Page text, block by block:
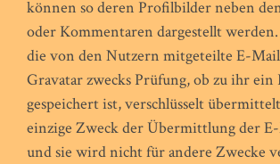
können so deren Profilbilder neben
oder Kommentaren dargestellt
die von den Nutzern mitgeteilte E-
Gravatar zwecks Prüfung, ob zu ihr
gespeichert ist, verschlüsselt
einzige Zweck der Übermittlung der E-
und sie wird nicht für andere Zwecke